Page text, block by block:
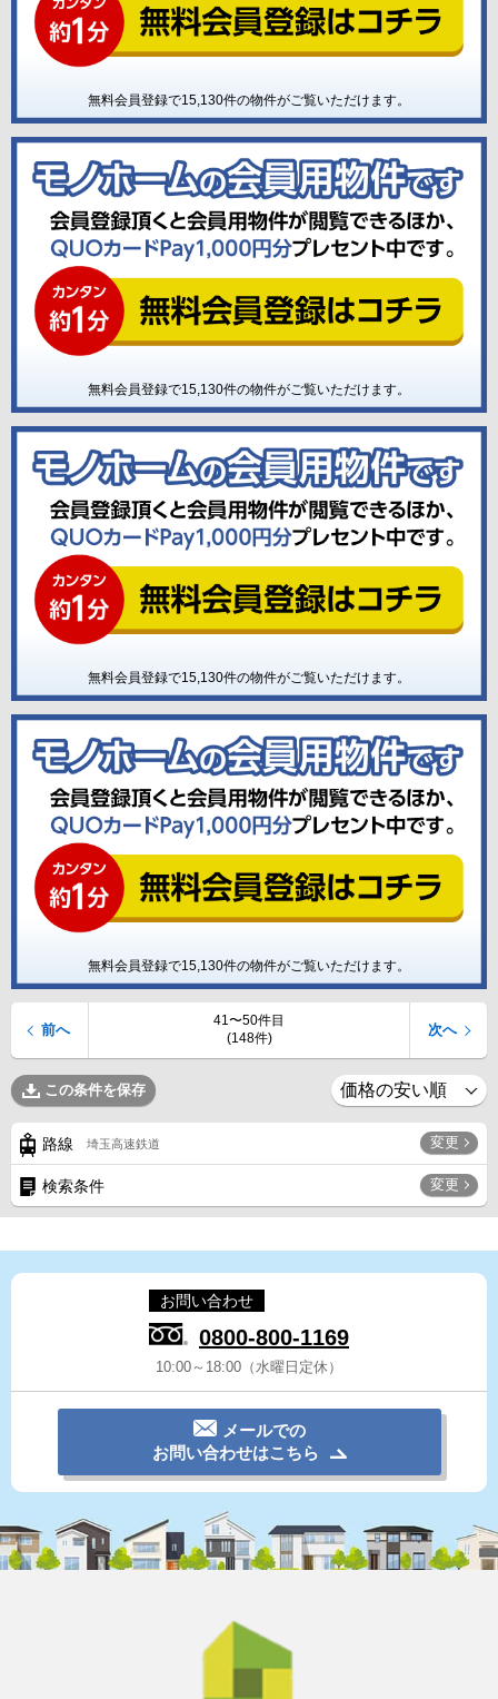
無料会員登録で15,130件の物件がご覧いただけます。
無料会員登録で15,130件の物件がご覧いただけます。
無料会員登録で15,130件の物件がご覧いただけます。
無料会員登録で15,130件の物件がご覧いただけます。
41〜50件目
(148件)
前へ 次へ
この条件を保存
路線 埼玉高速鉄道 変更
検索条件 変更
お問い合わせ
0800-800-1169
10:00～18:00（水曜日定休）
メールでの
お問い合わせはこちら